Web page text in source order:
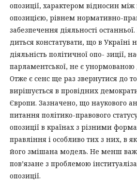
опозиції, характером відносин
опозицією, рівнем нормативно-
забезпечення діяльності
диться констатувати, що в Україні
діяльність політичної опо- зиції,
парламентської, не є
Отже є сенс ще раз звернутися до
вирішується в провідних
Європи. Зазначено, що наукового
питання політико-правового
опозиції в країнах з різними
правління і особливо тих з них, в
його змішана модель. Не менш
пов’язане з проблемою
опозиції.